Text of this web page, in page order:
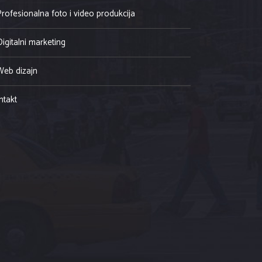
foto i video produkcija
marketing
dizajn